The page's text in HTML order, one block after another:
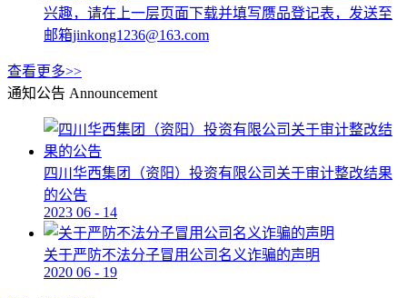
兴趣，请在上一层页面下载并填写赝品登记表，发送至
邮箱jinkong1236@163.com
查看更多>>
通知公告 Announcement
四川华西集团（资阳）投资有限公司关于审计整改结果
的公告
2023 06 - 14
关于严防不法分子冒用公司名义诈骗的声明
2020 06 - 19